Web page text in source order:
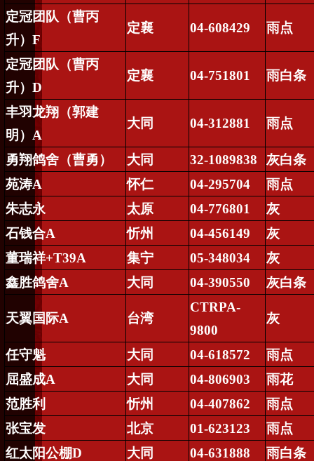
定冠团队（曹丙
升）F
定襄 04-608429 雨点
定冠团队（曹丙
升）D
定襄 04-751801 雨白条
丰羽龙翔（郭建
明） A
大同 04-312881 雨点
勇翔鸽舍（曹勇） 大同 32-1089838
灰白条
苑涛A 怀仁 04-295704
雨点
朱志永
太原 04-776801
灰
石钱合A 忻州 04-456149
灰
董瑞祥+T39A 集宁 05-348034
灰
鑫胜鸽舍A 大同 04-390550 灰白条
天翼国际A 台湾
CTRPA-
9800
灰
任守魁 大同 04-618572
雨点
屈盛成A 大同 04-806903
雨花
范胜利
忻州 04-407862
雨点
张宝发
北京 01-623123
雨点
红太阳公棚D 大同 04-631888
雨白条